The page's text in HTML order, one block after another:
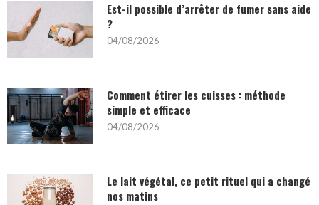
Est-il possible d’arrêter de fumer sans aide
?
04/08/2026
Comment étirer les cuisses : méthode
simple et efficace
04/08/2026
Le lait végétal, ce petit rituel qui a changé
nos matins